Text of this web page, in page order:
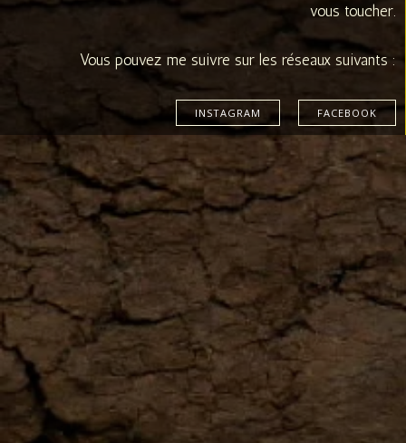
vous toucher.
Vous pouvez me suivre sur les réseaux suivants :
INSTAGRAM FACEBOOK